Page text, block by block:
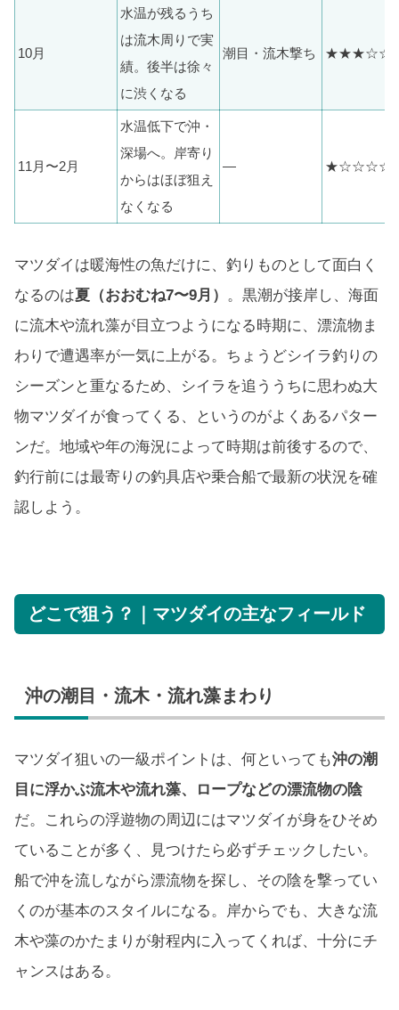
10月
水温が残るうち
は流木周りで実
績。後半は徐々
に渋くなる
潮目・流木撃ち ★★★☆☆
11月〜2月
水温低下で沖・
深場へ。岸寄り
からはほぼ狙え
なくなる
— ★☆☆☆☆
マツダイは暖海性の魚だけに、釣りものとして面白く
なるのは夏（おおむね7〜9月） 。黒潮が接岸し、海面
に流木や流れ藻が目立つようになる時期に、漂流物ま
わりで遭遇率が一気に上がる。ちょうどシイラ釣りの
シーズンと重なるため、シイラを追ううちに思わぬ大
物マツダイが食ってくる、というのがよくあるパター
ンだ。地域や年の海況によって時期は前後するので、
釣行前には最寄りの釣具店や乗合船で最新の状況を確
認しよう。
どこで狙う？｜マツダイの主なフィールド
沖の潮目・流木・流れ藻まわり
マツダイ狙いの一級ポイントは、何といっても沖の潮
目に浮かぶ流木や流れ藻、ロープなどの漂流物の陰
だ。これらの浮遊物の周辺にはマツダイが身をひそめ
ていることが多く、見つけたら必ずチェックしたい。
船で沖を流しながら漂流物を探し、その陰を撃ってい
くのが基本のスタイルになる。岸からでも、大きな流
木や藻のかたまりが射程内に入ってくれば、十分にチ
ャンスはある。